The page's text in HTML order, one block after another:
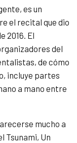
es un
el recital que dio
2016. El
del
de cómo
incluye partes
a mano entre
mucho a
Tsunami, Un